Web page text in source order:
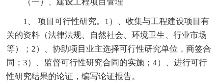
1、 项目可行性研究。1）、收集与工程建设项目有
关的资料（法律法规、自然社会、环境卫生、行业市场
等）；2）、协助项目业主选择可行性研究单位，商签合
同；3）、监督可行性研究合同的实施；4）、进行可行
性研究结果的论证，编写论证报告。